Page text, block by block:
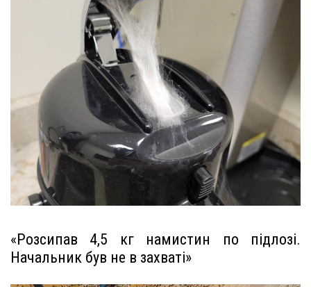
«Розсипав 4,5 кг намистин по підлозі.
Начальник був не в захваті»